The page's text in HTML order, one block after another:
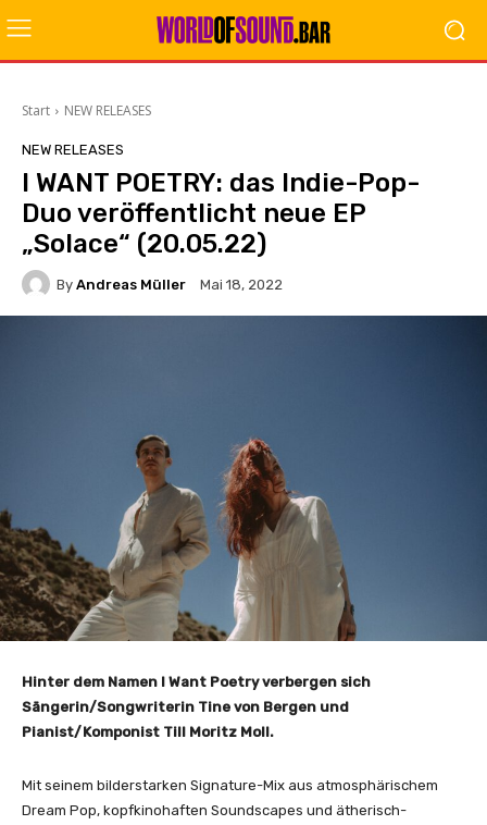
Start NEW RELEASES
NEW RELEASES
I WANT POETRY: das Indie-Pop-
Duo veröffentlicht neue EP
„Solace“ (20.05.22)
By Andreas Müller Mai 18, 2022
Hinter dem Namen I Want Poetry verbergen sich
Sängerin/Songwriterin Tine von Bergen und
Pianist/Komponist Till Moritz Moll.
Mit seinem bilderstarken Signature-Mix aus atmosphärischem
Dream Pop, kopfkinohaften Soundscapes und ätherisch-